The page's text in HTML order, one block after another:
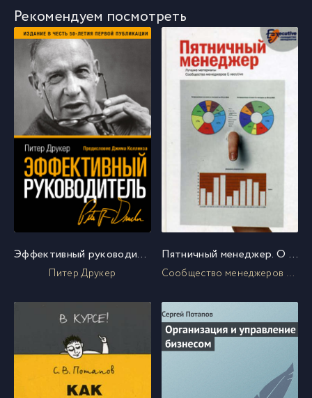
Рекомендуем посмотреть
Эффективный руководитель
Питер Друкер
Пятничный менеджер. О менеджерах в шутку и всерьез
Сообщество менеджеров E-xecutive